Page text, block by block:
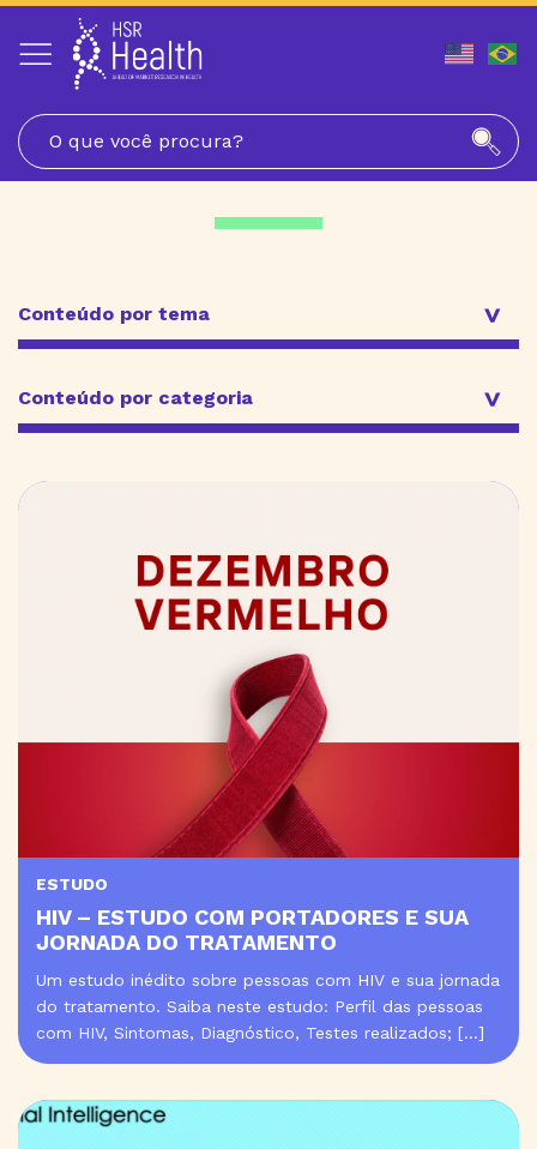
Pular
para
Conteúdo por tema
Conteúdo por categoria
ESTUDO
HIV – ESTUDO COM PORTADORES E SUA
JORNADA DO TRATAMENTO
Um estudo inédito sobre pessoas com HIV e sua jornada
do tratamento. Saiba neste estudo: Perfil das pessoas
com HIV, Sintomas, Diagnóstico, Testes realizados; […]